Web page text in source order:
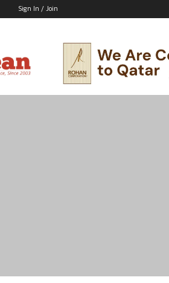
Sign In / Join